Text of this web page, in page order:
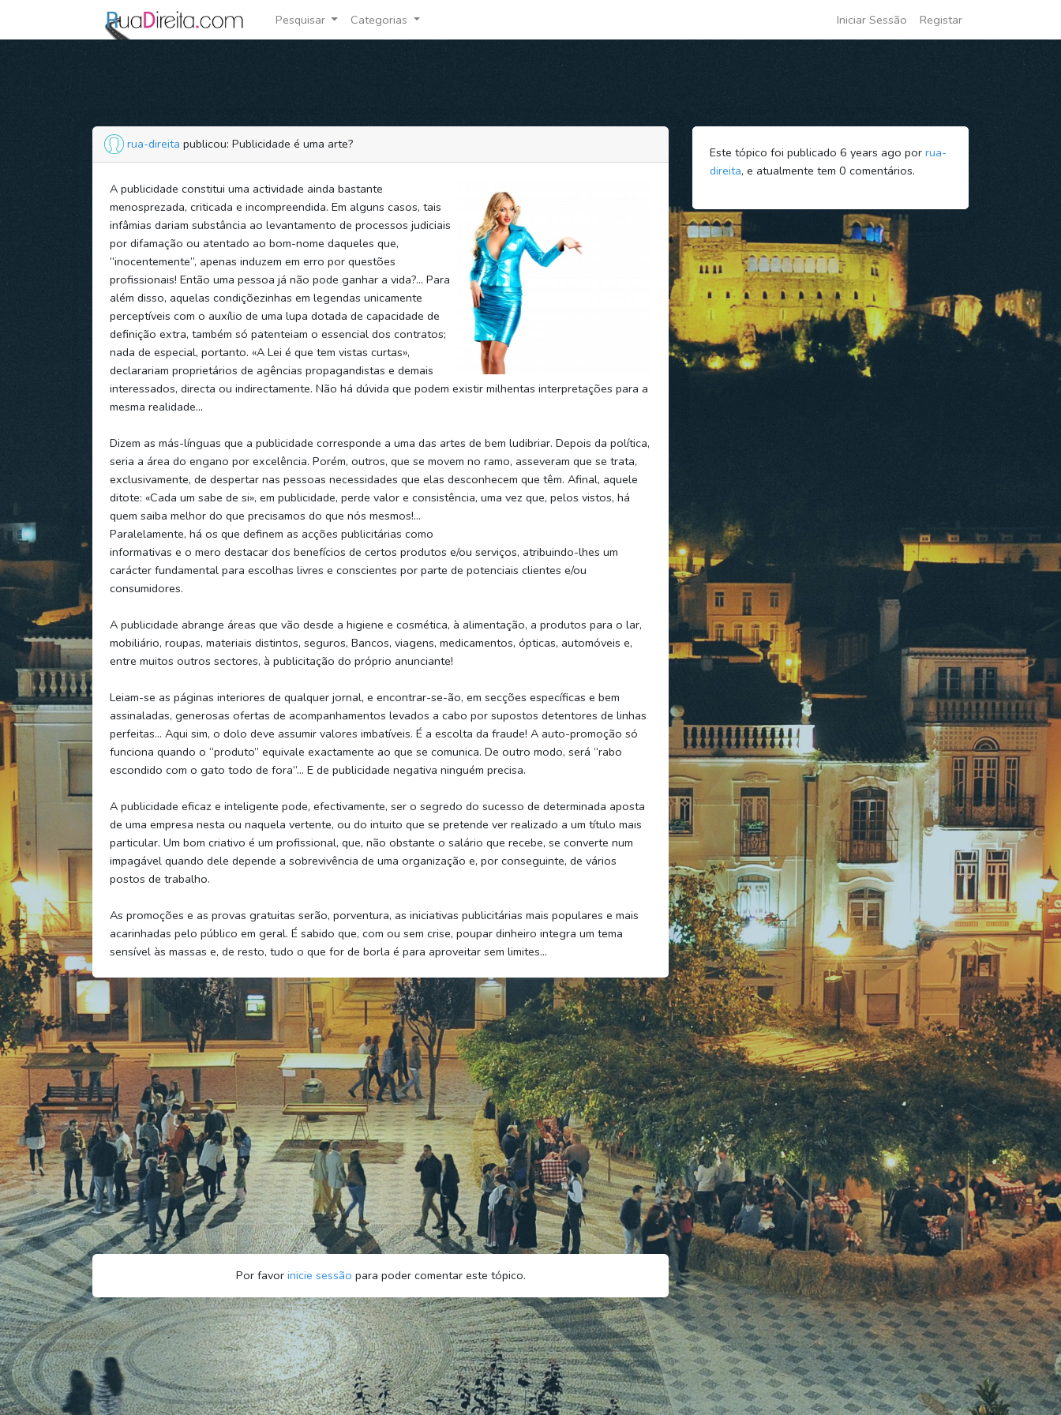
Pesquisar Categorias Iniciar Sessão Registar
rua-direita publicou: Publicidade é uma arte?
A publicidade constitui uma actividade ainda bastante
menosprezada, criticada e incompreendida. Em alguns casos, tais
infâmias dariam substância ao levantamento de processos judiciais
por difamação ou atentado ao bom-nome daqueles que,
“inocentemente”, apenas induzem em erro por questões
profissionais! Então uma pessoa já não pode ganhar a vida?... Para
além disso, aquelas condiçõezinhas em legendas unicamente
perceptíveis com o auxílio de uma lupa dotada de capacidade de
definição extra, também só patenteiam o essencial dos contratos;
nada de especial, portanto. «A Lei é que tem vistas curtas»,
declarariam proprietários de agências propagandistas e demais
interessados, directa ou indirectamente. Não há dúvida que podem existir milhentas interpretações para a
mesma realidade…
Dizem as más-línguas que a publicidade corresponde a uma das artes de bem ludibriar. Depois da política,
seria a área do engano por excelência. Porém, outros, que se movem no ramo, asseveram que se trata,
exclusivamente, de despertar nas pessoas necessidades que elas desconhecem que têm. Afinal, aquele
ditote: «Cada um sabe de si», em publicidade, perde valor e consistência, uma vez que, pelos vistos, há
quem saiba melhor do que precisamos do que nós mesmos!...
Paralelamente, há os que definem as acções publicitárias como
informativas e o mero destacar dos benefícios de certos produtos e/ou serviços, atribuindo-lhes um
carácter fundamental para escolhas livres e conscientes por parte de potenciais clientes e/ou
consumidores.
A publicidade abrange áreas que vão desde a higiene e cosmética, à alimentação, a produtos para o lar,
mobiliário, roupas, materiais distintos, seguros, Bancos, viagens, medicamentos, ópticas, automóveis e,
entre muitos outros sectores, à publicitação do próprio anunciante!
Leiam-se as páginas interiores de qualquer jornal, e encontrar-se-ão, em secções específicas e bem
assinaladas, generosas ofertas de acompanhamentos levados a cabo por supostos detentores de linhas
perfeitas… Aqui sim, o dolo deve assumir valores imbatíveis. É a escolta da fraude! A auto-promoção só
funciona quando o “produto” equivale exactamente ao que se comunica. De outro modo, será “rabo
escondido com o gato todo de fora”… E de publicidade negativa ninguém precisa.
A publicidade eficaz e inteligente pode, efectivamente, ser o segredo do sucesso de determinada aposta
de uma empresa nesta ou naquela vertente, ou do intuito que se pretende ver realizado a um título mais
particular. Um bom criativo é um profissional, que, não obstante o salário que recebe, se converte num
impagável quando dele depende a sobrevivência de uma organização e, por conseguinte, de vários
postos de trabalho.
As promoções e as provas gratuitas serão, porventura, as iniciativas publicitárias mais populares e mais
acarinhadas pelo público em geral. É sabido que, com ou sem crise, poupar dinheiro integra um tema
sensível às massas e, de resto, tudo o que for de borla é para aproveitar sem limites…
Por favor inicie sessão para poder comentar este tópico.
Este tópico foi publicado 6 years ago por rua-
direita, e atualmente tem 0 comentários.